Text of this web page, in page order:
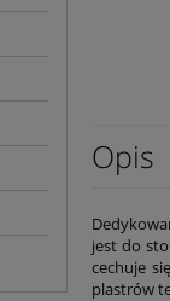
Opis
jest do
cechuje
plastrów